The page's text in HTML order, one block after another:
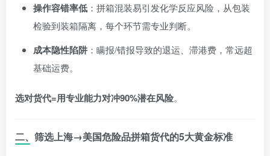
操作容错率低 ：拼箱混装易引发化学反应风险，从包装
检验到装箱隔离，每个环节需专业判断。
成本隐性陷阱 ：瞒报/错报导致的退运、滞港费，常远超
基础运费。
选对货代=用专业能力对冲90%潜在风险。
二、筛选上海→美国危险品拼箱货代的5大黄金标准